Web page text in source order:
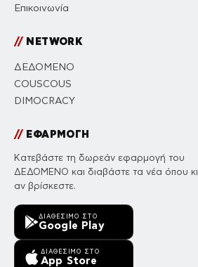
Επικοινωνία
//NETWORK
ΔΕΔΟΜΕΝΟ
COUSCOUS
DIMOCRACY
//ΕΦΑΡΜΟΓΗ
Κατεβάστε τη δωρεάν εφαρμογή του
ΔΕΔΟΜΕΝΟ και διαβάστε τα νέα όπου κι
αν βρίσκεστε.
ΔΙΑΘΈΣΙΜΟ ΣΤΟ
Google Play
ΔΙΑΘΈΣΙΜΟ ΣΤΟ
App Store